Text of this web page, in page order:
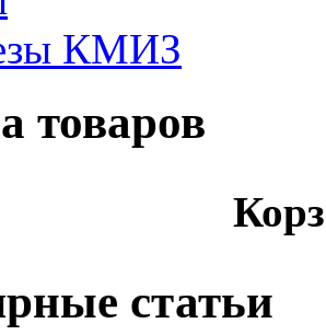
КМИЗ
товаров
статьи